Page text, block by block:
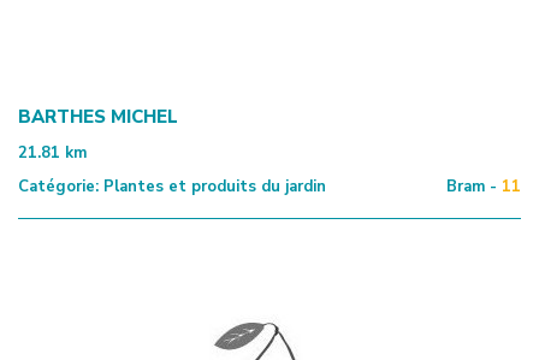
BARTHES MICHEL
21.81 km
Catégorie: Plantes et produits du jardin Bram - 11